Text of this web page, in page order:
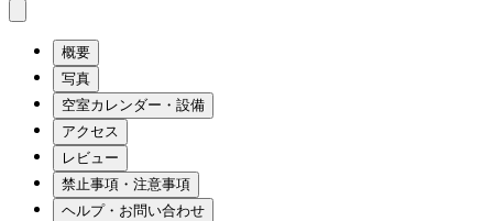
概要
写真
空室カレンダー・設備
アクセス
レビュー
禁止事項・注意事項
ヘルプ・お問い合わせ